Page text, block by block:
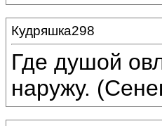
Кудряшка298
Где душой
наружу.